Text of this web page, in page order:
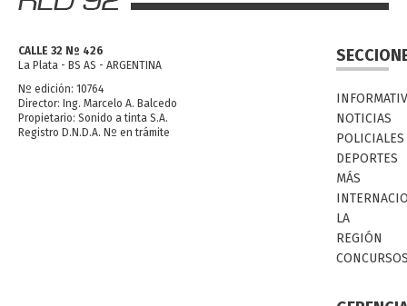
CALLE 32 Nº 426
La Plata - BS AS - ARGENTINA
Nº edición: 10764
Director: Ing. Marcelo A. Balcedo
Propietario: Sonido a tinta S.A.
Registro D.N.D.A. Nº en trámite
NOTICIAS
POLICIALES
DEPORTES
MÁS
LA
REGIÓN